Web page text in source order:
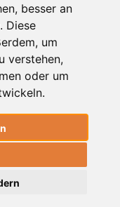
besser an
Diese
um
verstehen,
oder um